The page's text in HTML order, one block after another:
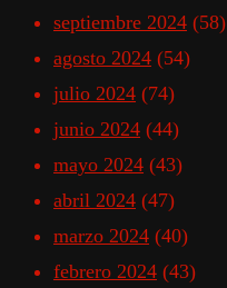
septiembre 2024 (58)
agosto 2024 (54)
julio 2024 (74)
junio 2024 (44)
mayo 2024 (43)
abril 2024 (47)
marzo 2024 (40)
febrero 2024 (43)